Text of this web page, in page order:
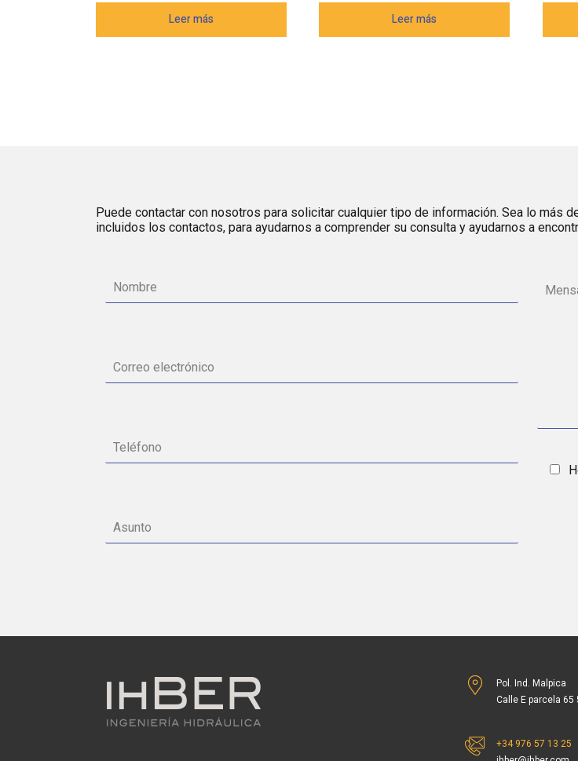
Leer más Leer más
Puede contactar con nosotros para solicitar cualquier tipo de información. Sea lo más
incluidos los contactos, para ayudarnos a comprender su consulta y ayudarnos a
Pol. Ind. Malpica
Calle E parcela
+34 976 57 13 25